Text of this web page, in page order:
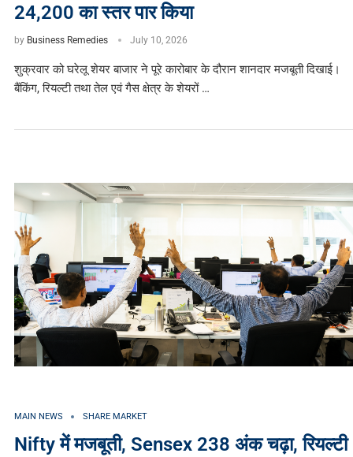
24,200 का स्तर पार किया
by Business Remedies July 10, 2026
शुक्रवार को घरेलू शेयर बाजार ने पूरे कारोबार के दौरान शानदार मजबूती दिखाई।
बैंकिंग, रियल्टी तथा तेल एवं गैस क्षेत्र के शेयरों …
MAIN NEWS SHARE MARKET
Nifty में मजबूती, Sensex 238 अंक चढ़ा, रियल्टी